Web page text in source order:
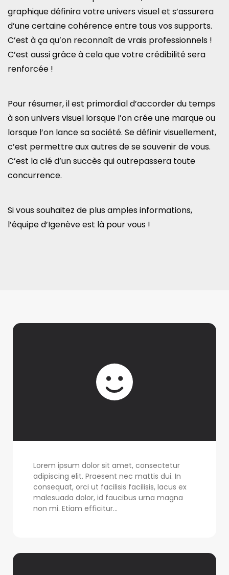
graphique définira votre univers visuel et s’assurera
d’une certaine cohérence entre tous vos supports.
C’est à ça qu’on reconnaît de vrais professionnels !
C’est aussi grâce à cela que votre crédibilité sera
renforcée !
Pour résumer, il est primordial d’accorder du temps
à son univers visuel lorsque l’on crée une marque ou
lorsque l’on lance sa société. Se définir visuellement,
c’est permettre aux autres de se souvenir de vous.
C’est la clé d’un succès qui outrepassera toute
concurrence.
Si vous souhaitez de plus amples informations,
l’équipe d’Igenève est là pour vous !
Lorem ipsum dolor sit amet, consectetur
adipiscing elit. Praesent nec mattis dui. In
consequat, orci ut facilisis facilisis, lacus ex
malesuada dolor, id faucibus urna magna
non mi. Etiam efficitur...